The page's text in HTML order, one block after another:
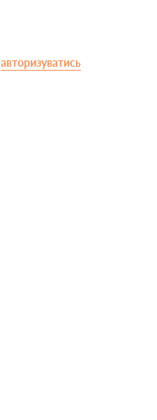
авторизуватись